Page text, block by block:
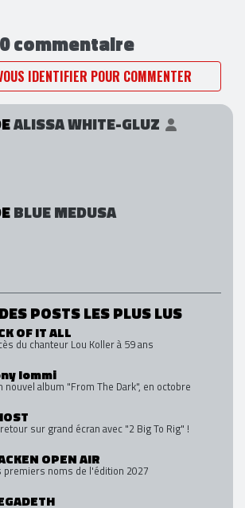
0 commentaire
IDENTIFIER POUR COMMENTER
ALISSA WHITE-GLUZ
BLUE MEDUSA
POSTS LES PLUS LUS
OF IT ALL
du chanteur Lou Koller à 59 ans
Iommi
nouvel album "From The Dark", en octobre
sur grand écran avec "2 Big To Rig" !
OPEN AIR
premiers noms de l'édition 2027